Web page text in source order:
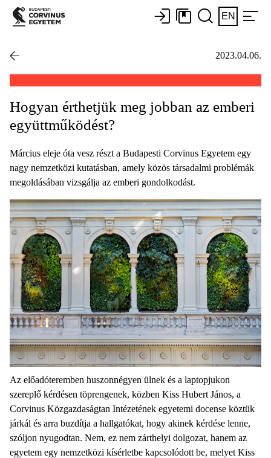
EN
2023.04.06.
Hogyan érthetjük meg jobban az emberi
együttműködést?
Március eleje óta vesz részt a Budapesti Corvinus Egyetem egy
nagy nemzetközi kutatásban, amely közös társadalmi problémák
megoldásában vizsgálja az emberi gondolkodást.
Az előadóteremben huszonnégyen ülnek és a laptopjukon
szereplő kérdésen töprengenek, közben Kiss Hubert János, a
Corvinus Közgazdaságtan Intézetének egyetemi docense köztük
járkál és arra buzdítja a hallgatókat, hogy akinek kérdése lenne,
szóljon nyugodtan. Nem, ez nem zárthelyi dolgozat, hanem az
egyetem egy nemzetközi kísérletbe kapcsolódott be, melyet Kiss